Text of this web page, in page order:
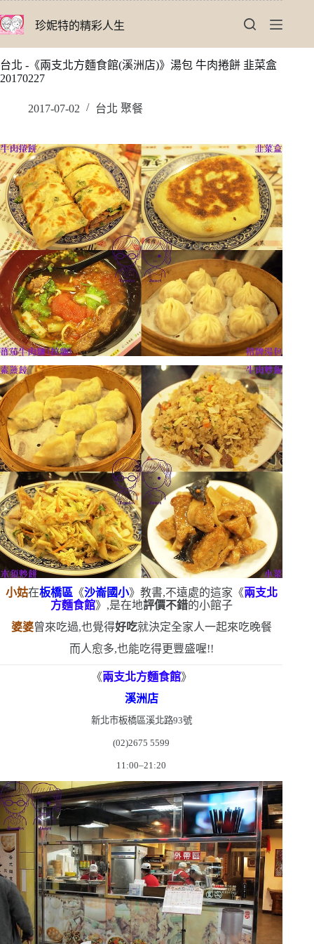
至
要
內
珍妮特的精彩人生
台北 -《兩支北方麵食館(溪洲店)》湯包 牛肉捲餅 韭菜盒
20170227
2017-07-02 台北 聚餐
小姑在板橋區 《沙崙國小》教書,不遠處的這家《兩支北
方麵食館》,是在地評價不錯的小館子
婆婆曾來吃過,也覺得好吃就決定全家人一起來吃晚餐
而人愈多,也能吃得更豐盛喔!!
《兩支北方麵食館》
溪洲店
新北市板橋區溪北路93號
(02)2675 5599
11:00–21:20